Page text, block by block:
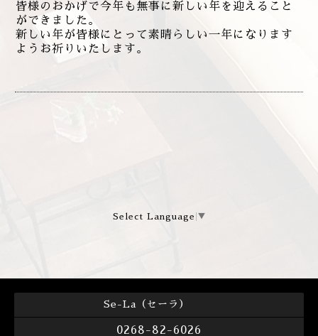
皆様のおかげで今年も無事に新しい年を迎えること
ができました。
新しい年が皆様にとって素晴らしい一年になります
ようお祈りいたします。
Select Language ▼
Se-La（セーラ）
0268-82-6026